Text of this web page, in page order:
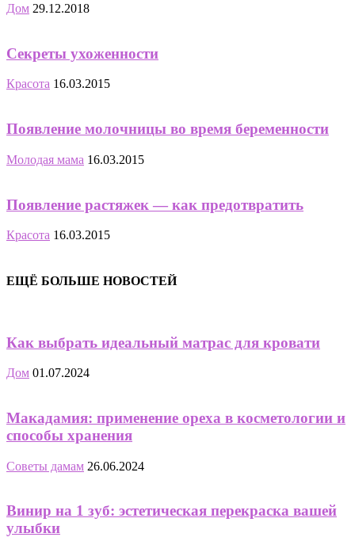
Дом 29.12.2018
Секреты ухоженности
Красота 16.03.2015
Появление молочницы во время беременности
Молодая мама 16.03.2015
Появление растяжек — как предотвратить
Красота 16.03.2015
ЕЩЁ БОЛЬШЕ НОВОСТЕЙ
Как выбрать идеальный матрас для кровати
Дом 01.07.2024
Макадамия: применение ореха в косметологии и
способы хранения
Советы дамам 26.06.2024
Винир на 1 зуб: эстетическая перекраска вашей
улыбки